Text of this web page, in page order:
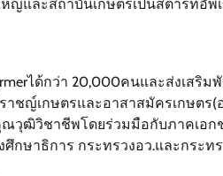
ละสถาบันเกษตรเป็นสตาร์ทอัพเ
ได้กว่า 20,000คนและส่งเสริ
ราชญ์เกษตรและอาสาสมัครเกษ
วุฒิวิชาชีพโดยร่วมมือกับภาคเอ
กษาธิการ กระทรวงอว.และกระท